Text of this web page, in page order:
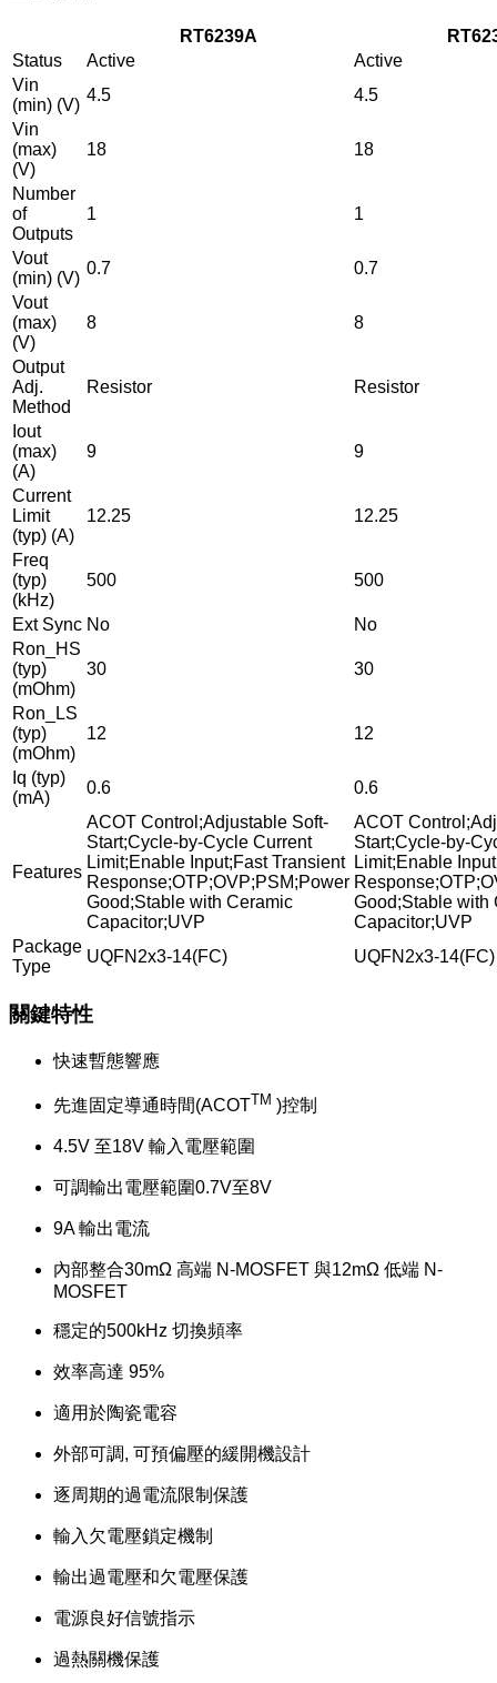
RT6239A
Status
Active
Active
Vin
(min) (V)
4.5
4.5
Vin
(max)
(V)
18 18
Number
of
Outputs
1 1
Vout
(min) (V)
0.7
0.7
Vout
(max)
(V)
8 8
Output
Adj.
Method
Resistor Resistor
Iout
(max)
(A)
9 9
Current
Limit
(typ) (A)
12.25 12.25
Freq
(typ)
(kHz)
500 500
Ext Sync No
No
Ron_HS
(typ)
(mOhm)
30 30
Ron_LS
(typ)
(mOhm)
12 12
Iq (typ)
(mA)
0.6 0.6
Features
ACOT Control;Adjustable Soft-
Start;Cycle-by-Cycle Current
Limit;Enable Input;Fast Transient
Response;OTP;OVP;PSM;Power
Good;Stable with Ceramic
Capacitor;UVP
ACOT
Start;Cycle-by-
Limit;Enable
Good;Stable with
Capacitor;UVP
Package
Type
UQFN2x3-14(FC) UQFN2x3-14(FC)
關鍵特性
快速暫態響應
先進固定導通時間(ACOTTM )控制
4.5V 至18V 輸入電壓範圍
可調輸出電壓範圍0.7V至8V
9A 輸出電流
內部整合30mΩ 高端 N-MOSFET 與12mΩ 低端 N-
MOSFET
穩定的500kHz 切換頻率
效率高達 95%
適用於陶瓷電容
外部可調, 可預偏壓的緩開機設計
逐周期的過電流限制保護
輸入欠電壓鎖定機制
輸出過電壓和欠電壓保護
電源良好信號指示
過熱關機保護